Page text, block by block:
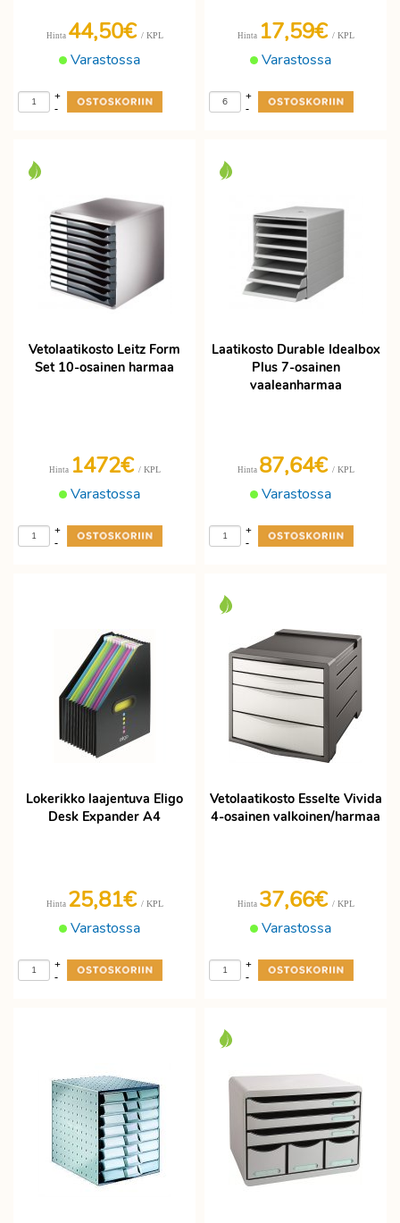
Varastossa
Hinta 44,50€ / KPL
-
+
Varastossa
Hinta 17,59€ / KPL
-
+
Vetolaatikosto Leitz Form
Set 10-osainen harmaa
Varastossa
Hinta 1472€ / KPL
-
+
Laatikosto Durable Idealbox
Plus 7-osainen
vaaleanharmaa
Varastossa
Hinta 87,64€ / KPL
-
+
Lokerikko laajentuva Eligo
Desk Expander A4
Varastossa
Hinta 25,81€ / KPL
-
+
Vetolaatikosto Esselte Vivida
4-osainen valkoinen/harmaa
Varastossa
Hinta 37,66€ / KPL
-
+